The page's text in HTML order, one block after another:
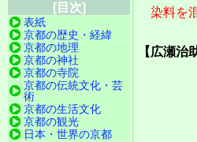
染料を
【広瀬治
[目次]
表紙
京都の歴史・経緯
京都の地理
京都の神社
京都の寺院
京都の伝統文化・芸
術
京都の生活文化
京都の観光
日本・世界の京都